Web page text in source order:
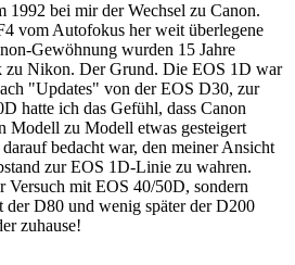
1992 bei mir der Wechsel zu Canon.
vom Autofokus her weit überlegene
Gewöhnung wurden 15 Jahre
zu Nikon. Der Grund. Die EOS 1D war
"Updates" von der EOS D30, zur
hatte ich das Gefühl, dass Canon
Modell zu Modell etwas gesteigert
bedacht war, den meiner Ansicht
zur EOS 1D-Linie zu wahren.
Versuch mit EOS 40/50D, sondern
D80 und wenig später der D200
zuhause!